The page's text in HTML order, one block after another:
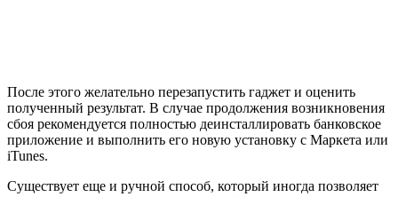
После этого желательно перезапустить гаджет и оценить
полученный результат. В случае продолжения возникновения
сбоя рекомендуется полностью деинсталлировать банковское
приложение и выполнить его новую установку с Маркета или
iTunes.
Существует еще и ручной способ, который иногда позволяет